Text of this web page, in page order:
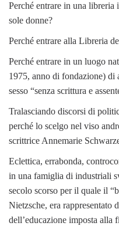
Perché entrare in una
sole donne?
Perché entrare alla Libreria
Perché entrare in un luogo
1975, anno di fondazione) di
sesso “senza scrittura e
Tralasciando discorsi di
perché lo scelgo nel viso
scrittrice Annemarie
Eclettica, errabonda,
in una famiglia di industriali
secolo scorso per il quale il
Nietzsche, era rappresentato
dell’educazione imposta alla